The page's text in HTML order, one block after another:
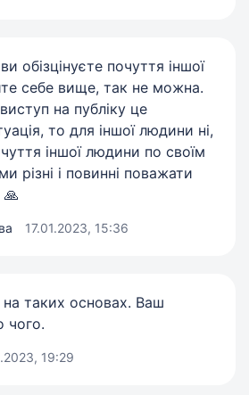
обізцінуєте почуття іншої
себе вище, так не можна.
на публіку це
то для іншої людини ні,
іншої людини по своїм
різні і повинні поважати
🙏
17.01.2023, 15:36
таких основах. Ваш
чого.
19:29